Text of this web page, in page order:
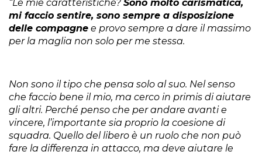
“Le mie caratteristiche? Sono molto carismatica,
mi faccio sentire, sono sempre a disposizione
delle compagne e provo sempre a dare il massimo
per la maglia non solo per me stessa.
Non sono il tipo che pensa solo al suo. Nel senso
che faccio bene il mio, ma cerco in primis di aiutare
gli altri. Perché penso che per andare avanti e
vincere, l’importante sia proprio la coesione di
squadra. Quello del libero è un ruolo che non può
fare la differenza in attacco, ma deve aiutare le